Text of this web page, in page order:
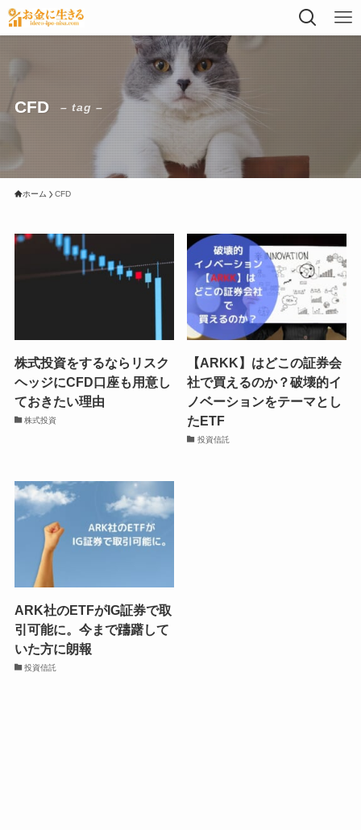
CFD – tag –
ホーム CFD
株式投資をするならリスク
ヘッジにCFD口座も用意し
ておきたい理由
株式投資
【ARKK】はどこの証券会
社で買えるのか？破壊的イ
ノベーションをテーマとし
たETF
投資信託
ARK社のETFがIG証券で取
引可能に。今まで躊躇して
いた方に朗報
投資信託